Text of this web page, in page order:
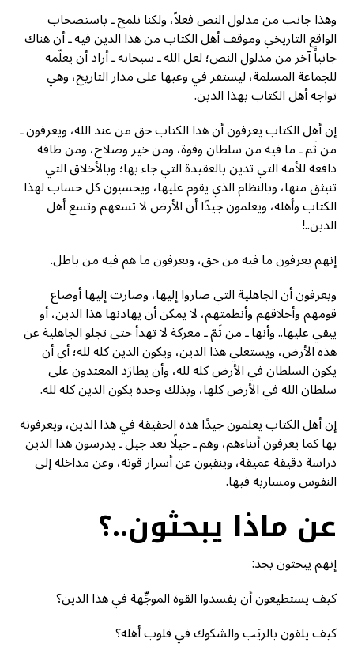
وهذا جانب من مدلول النص فعلاً، ولكنا نلمح ـ باستصحاب
الواقع التاريخي وموقف أهل الكتاب من هذا الدين فيه ـ أن هناك
جانباً آخر من مدلول النص؛ لعل الله ـ سبحانه ـ أراد أن يعلّمه
للجماعة المسلمة، ليستقر في وعيها على مدار التاريخ، وهي
تواجه أهل الكتاب بهذا الدين.
إن أهل الكتاب يعرفون أن هذا الكتاب حق من عند الله، ويعرفون ـ
من ثَم ـ ما فيه من سلطان وقوة، ومن خير وصلاح، ومن طاقة
دافعة للأمة التي تدين بالعقيدة التي جاء بها؛ وبالأخلاق التي
تنبثق منها، وبالنظام الذي يقوم عليها، ويحسبون كل حساب لهذا
الكتاب وأهله، ويعلمون جيدًا أن الأرض لا تسعهم وتسع أهل
الدين..!
إنهم يعرفون ما فيه من حق، ويعرفون ما هم فيه من باطل.
ويعرفون أن الجاهلية التي صاروا إليها، وصارت إليها أوضاع
قومهم وأخلاقهم وأنظمتهم، لا يمكن أن يهادنها هذا الدين، أو
يبقي عليها.. وأنها ـ من ثَمّ ـ معركة لا تهدأ حتى تجلو الجاهلية عن
هذه الأرض، ويستعلي هذا الدين، ويكون الدين كله لله؛ أي أن
يكون السلطان في الأرض كله لله، وأن يطارَد المعتدون على
سلطان الله في الأرض كلها، وبذلك وحده يكون الدين كله لله.
إن أهل الكتاب يعلمون جيدًا هذه الحقيقة في هذا الدين، ويعرفونه
بها كما يعرفون أبناءهم، وهم ـ جيلًا بعد جيل ـ يدرسون هذا الدين
دراسة دقيقة عميقة، وينقبون عن أسرار قوته، وعن مداخله إلى
النفوس ومساربه فيها.
عن ماذا يبحثون..؟
إنهم يبحثون بجد:
كيف يستطيعون أن يفسدوا القوة الموجِّهة في هذا الدين؟
كيف يلقون بالريَب والشكوك في قلوب أهله؟